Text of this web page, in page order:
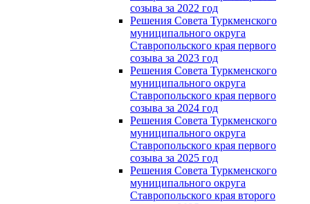
созыва за 2022 год
Решения Совета Туркменского
муниципального округа
Ставропольского края первого
созыва за 2023 год
Решения Совета Туркменского
муниципального округа
Ставропольского края первого
созыва за 2024 год
Решения Совета Туркменского
муниципального округа
Ставропольского края первого
созыва за 2025 год
Решения Совета Туркменского
муниципального округа
Ставропольского края второго